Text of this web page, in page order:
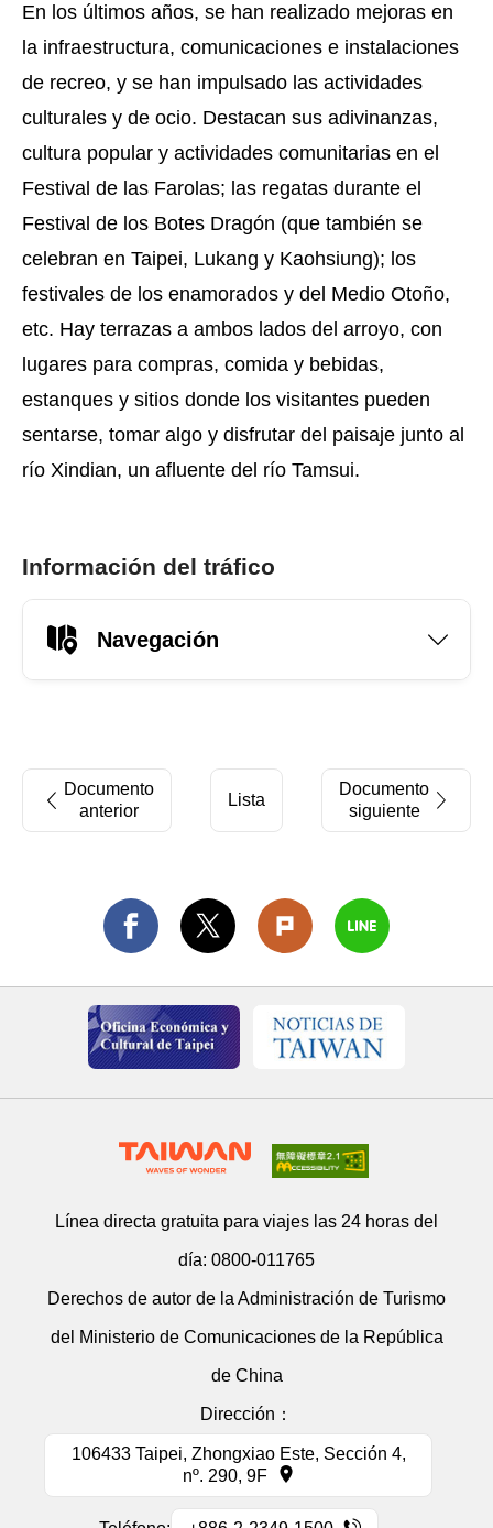
En los últimos años, se han realizado mejoras en
la infraestructura, comunicaciones e instalaciones
de recreo, y se han impulsado las actividades
culturales y de ocio. Destacan sus adivinanzas,
cultura popular y actividades comunitarias en el
Festival de las Farolas; las regatas durante el
Festival de los Botes Dragón (que también se
celebran en Taipei, Lukang y Kaohsiung); los
festivales de los enamorados y del Medio Otoño,
etc. Hay terrazas a ambos lados del arroyo, con
lugares para compras, comida y bebidas,
estanques y sitios donde los visitantes pueden
sentarse, tomar algo y disfrutar del paisaje junto al
río Xindian, un afluente del río Tamsui.
Información del tráfico
Navegación
Documento
anterior
Lista
Documento
siguiente
Línea directa gratuita para viajes las 24 horas del
día: 0800-011765
Derechos de autor de la Administración de Turismo
del Ministerio de Comunicaciones de la República
de China
Dirección：
106433 Taipei, Zhongxiao Este, Sección 4,
nº. 290, 9F